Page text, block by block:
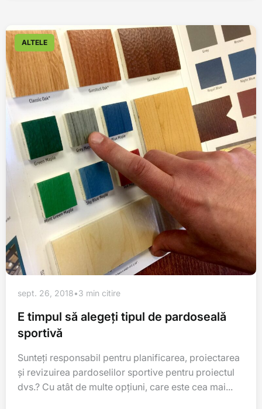
ALTELE
sept. 26, 2018•3 min citire
E timpul să alegeți tipul de pardoseală
sportivă
Sunteți responsabil pentru planificarea, proiectarea
și revizuirea pardoselilor sportive pentru proiectul
dvs.? Cu atât de multe opțiuni, care este cea mai...